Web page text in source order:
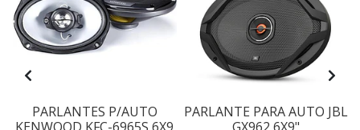
PARLANTES P/AUTO
PARLANTE PARA AUTO JBL